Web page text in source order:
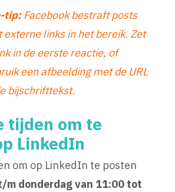
tip:Facebook bestraft posts
externe links in het bereik. Zet
in de eerste reactie, of
een afbeelding met de URL
bijschrifttekst.
tijden om te
LinkedIn
om op LinkedIn te posten
m donderdag van 11:00 tot